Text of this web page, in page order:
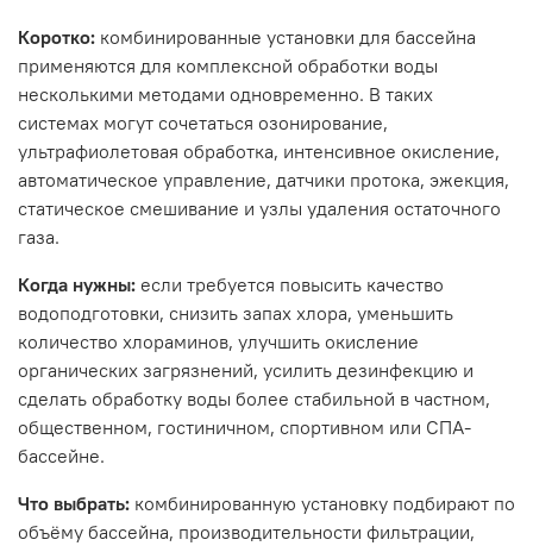
Коротко: комбинированные установки для бассейна
применяются для комплексной обработки воды
несколькими методами одновременно. В таких
системах могут сочетаться озонирование,
ультрафиолетовая обработка, интенсивное окисление,
автоматическое управление, датчики протока, эжекция,
статическое смешивание и узлы удаления остаточного
газа.
Когда нужны: если требуется повысить качество
водоподготовки, снизить запах хлора, уменьшить
количество хлораминов, улучшить окисление
органических загрязнений, усилить дезинфекцию и
сделать обработку воды более стабильной в частном,
общественном, гостиничном, спортивном или СПА-
бассейне.
Что выбрать: комбинированную установку подбирают по
объёму бассейна, производительности фильтрации,